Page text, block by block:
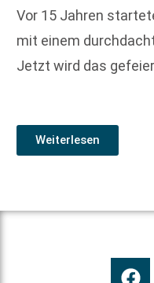
Vor 15 Jahren
mit einem
Jetzt wird das
Weiterlesen